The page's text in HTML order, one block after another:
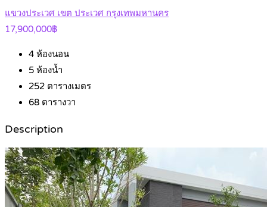
แขวงประเวศ เขต ประเวศ กรุงเทพมหานคร
17,900,000฿
4 ห้องนอน
5 ห้องน้ำ
252 ตารางเมตร
68 ตารางวา
Description